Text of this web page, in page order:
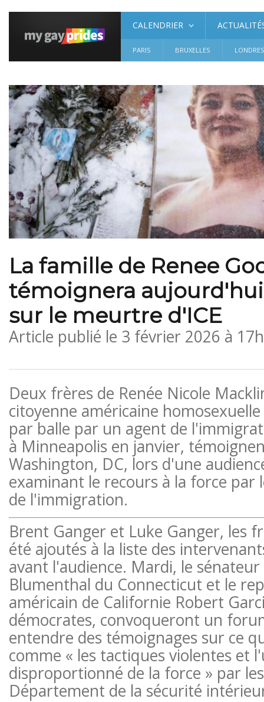
CALENDRIER
PARIS BRUXELLES LONDRES
La famille de Renee
témoignera
sur le meurtre d'ICE
Article publié le 3 février 2026 à
Deux frères de Renée Nicole
citoyenne américaine
par balle par un agent de
à Minneapolis en janvier,
Washington, DC, lors d'une
examinant le recours à la force par
de l'immigration.
Brent Ganger et Luke Ganger, les
été ajoutés à la liste des
avant l'audience. Mardi, le
Blumenthal du Connecticut et le
américain de Californie Robert
démocrates, convoqueront un
entendre des témoignages sur ce
comme « les tactiques violentes et
disproportionné de la force » par
Département de la sécurité